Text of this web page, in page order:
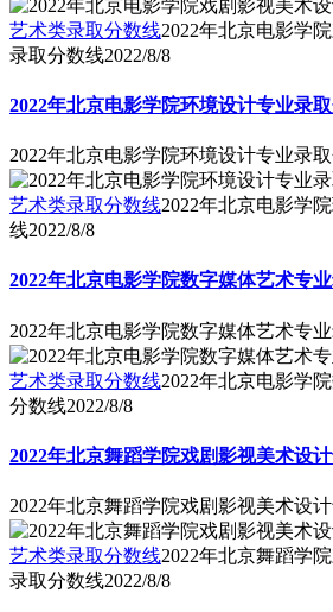
艺术类录取分数线2022年北京电影学
录取分数线2022/8/8
2022年北京电影学院环境设计专业录
2022年北京电影学院环境设计专业录
艺术类录取分数线2022年北京电影学
线2022/8/8
2022年北京电影学院数字媒体艺术专
2022年北京电影学院数字媒体艺术专
艺术类录取分数线2022年北京电影学
分数线2022/8/8
2022年北京舞蹈学院戏剧影视美术设
2022年北京舞蹈学院戏剧影视美术设
艺术类录取分数线2022年北京舞蹈学
录取分数线2022/8/8